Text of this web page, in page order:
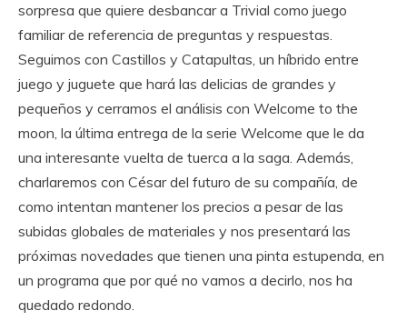
sorpresa que quiere desbancar a Trivial como juego
familiar de referencia de preguntas y respuestas.
Seguimos con Castillos y Catapultas, un híbrido entre
juego y juguete que hará las delicias de grandes y
pequeños y cerramos el análisis con Welcome to the
moon, la última entrega de la serie Welcome que le da
una interesante vuelta de tuerca a la saga. Además,
charlaremos con César del futuro de su compañía, de
como intentan mantener los precios a pesar de las
subidas globales de materiales y nos presentará las
próximas novedades que tienen una pinta estupenda, en
un programa que por qué no vamos a decirlo, nos ha
quedado redondo.